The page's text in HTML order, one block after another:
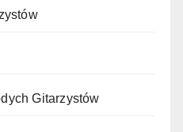
Gitarzystów